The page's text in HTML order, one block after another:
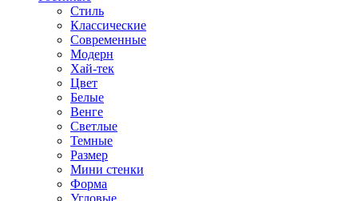
Стиль
Классические
Современные
Модерн
Хай-тек
Цвет
Белые
Венге
Светлые
Темные
Размер
Мини стенки
Форма
Угловые